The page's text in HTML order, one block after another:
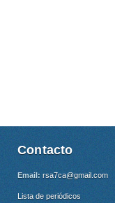
Contacto
Email: rsa7ca@gmail.com
Lista de periódicos